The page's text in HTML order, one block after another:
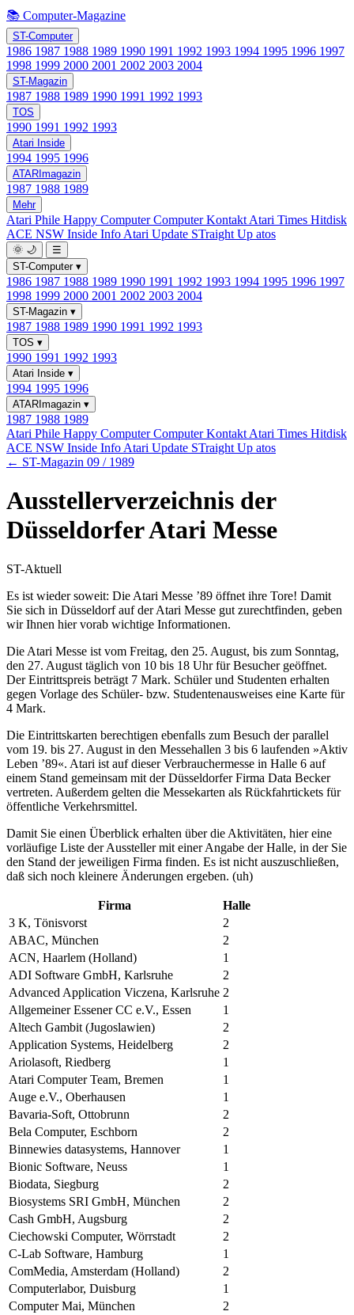
📚 Computer-Magazine
ST-Computer
1986 1987 1988 1989 1990 1991 1992 1993 1994 1995 1996 1997
1998 1999 2000 2001 2002 2003 2004
ST-Magazin
1987 1988 1989 1990 1991 1992 1993
TOS
1990 1991 1992 1993
Atari Inside
1994 1995 1996
ATARImagazin
1987 1988 1989
Mehr
Atari Phile Happy ComputerComputer Kontakt Atari Times Hitdisk
ACE NSW Inside Info Atari Update STraight Up atos
🌞 🌙
☰
ST-Computer ▾
1986 1987 1988 1989 1990 1991 1992 1993 1994 1995 1996 1997
1998 1999 2000 2001 2002 2003 2004
ST-Magazin ▾
1987 1988 1989 1990 1991 1992 1993
TOS ▾
1990 1991 1992 1993
Atari Inside ▾
1994 1995 1996
ATARImagazin ▾
1987 1988 1989
Atari Phile Happy ComputerComputer Kontakt Atari Times Hitdisk
ACE NSW Inside Info Atari Update STraight Up atos
← ST-Magazin 09 / 1989
Ausstellerverzeichnis der
Düsseldorfer Atari Messe
ST-Aktuell
Es ist wieder soweit: Die Atari Messe ’89 öffnet ihre Tore! Damit
Sie sich in Düsseldorf auf der Atari Messe gut zurechtfinden, geben
wir Ihnen hier vorab wichtige Informationen.
Die Atari Messe ist vom Freitag, den 25. August, bis zum Sonntag,
den 27. August täglich von 10 bis 18 Uhr für Besucher geöffnet.
Der Eintrittspreis beträgt 7 Mark. Schüler und Studenten erhalten
gegen Vorlage des Schüler- bzw. Studentenausweises eine Karte für
4 Mark.
Die Eintrittskarten berechtigen ebenfalls zum Besuch der parallel
vom 19. bis 27. August in den Messehallen 3 bis 6 laufenden »Aktiv
Leben ’89«. Atari ist auf dieser Verbrauchermesse in Halle 6 auf
einem Stand gemeinsam mit der Düsseldorfer Firma Data Becker
vertreten. Außerdem gelten die Messekarten als Rückfahrtickets für
öffentliche Verkehrsmittel.
Damit Sie einen Überblick erhalten über die Aktivitäten, hier eine
vorläufige Liste der Aussteller mit einer Angabe der Halle, in der Sie
den Stand der jeweiligen Firma finden. Es ist nicht auszuschließen,
daß sich noch kleinere Änderungen ergeben. (uh)
Firma
Halle
3 K, Tönisvorst
2
ABAC, München
2
ACN, Haarlem (Holland)
1
ADI Software GmbH, Karlsruhe
2
Advanced Application Viczena, Karlsruhe 2
Allgemeiner Essener CC e.V., Essen
1
Altech Gambit (Jugoslawien)
2
Application Systems, Heidelberg
2
Ariolasoft, Riedberg
1
Atari Computer Team, Bremen
1
Auge e.V., Oberhausen
1
Bavaria-Soft, Ottobrunn
2
Bela Computer, Eschborn
2
Binnewies datasystems, Hannover
1
Bionic Software, Neuss
1
Biodata, Siegburg
2
Biosystems SRI GmbH, München
2
Cash GmbH, Augsburg
2
Ciechowski Computer, Wörrstadt
2
C-Lab Software, Hamburg
1
ComMedia, Amsterdam (Holland)
2
Computerlabor, Duisburg
1
Computer Mai, München
2